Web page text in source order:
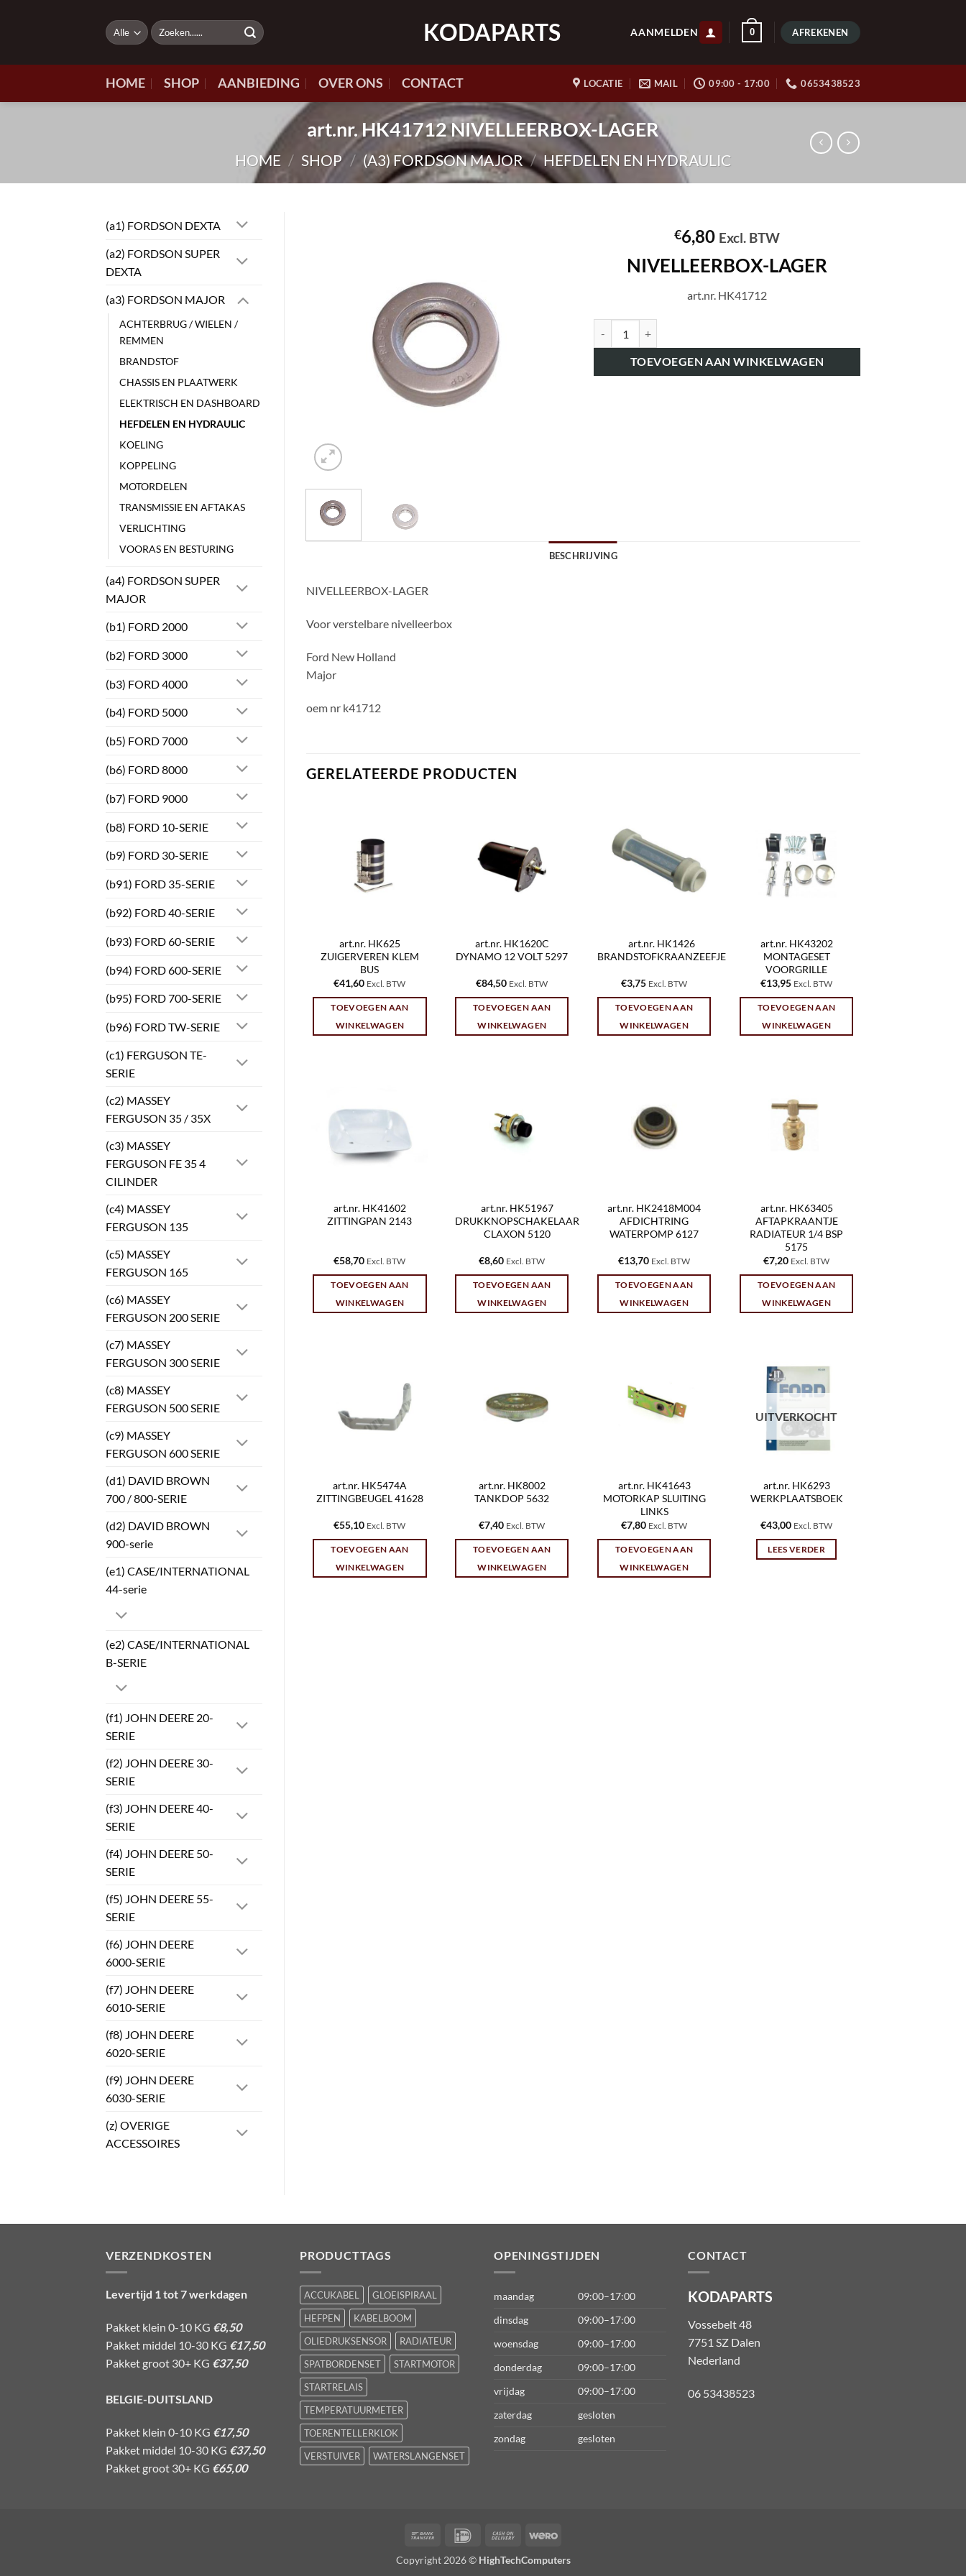
KODAPARTS
Zoeken
naar:
AANMELDEN 0 AFREKENEN
HOME SHOP AANBIEDING OVER ONS CONTACT LOCATIE MAIL 09:00 - 17:00 0653438523
art.nr. HK41712 NIVELLEERBOX-LAGER
HOME / SHOP / (A3) FORDSON MAJOR / HEFDELEN EN HYDRAULIC
(a1) FORDSON DEXTA
(a2) FORDSON SUPER
DEXTA
(a3) FORDSON MAJOR
ACHTERBRUG / WIELEN /
REMMEN
BRANDSTOF
CHASSIS EN PLAATWERK
ELEKTRISCH EN DASHBOARD
HEFDELEN EN HYDRAULIC
KOELING
KOPPELING
MOTORDELEN
TRANSMISSIE EN AFTAKAS
VERLICHTING
VOORAS EN BESTURING
(a4) FORDSON SUPER
MAJOR
(b1) FORD 2000
(b2) FORD 3000
(b3) FORD 4000
(b4) FORD 5000
(b5) FORD 7000
(b6) FORD 8000
(b7) FORD 9000
(b8) FORD 10-SERIE
(b9) FORD 30-SERIE
(b91) FORD 35-SERIE
(b92) FORD 40-SERIE
(b93) FORD 60-SERIE
(b94) FORD 600-SERIE
(b95) FORD 700-SERIE
(b96) FORD TW-SERIE
(c1) FERGUSON TE-
SERIE
(c2) MASSEY
FERGUSON 35 / 35X
(c3) MASSEY
FERGUSON FE 35 4
CILINDER
(c4) MASSEY
FERGUSON 135
(c5) MASSEY
FERGUSON 165
(c6) MASSEY
FERGUSON 200 SERIE
(c7) MASSEY
FERGUSON 300 SERIE
(c8) MASSEY
FERGUSON 500 SERIE
(c9) MASSEY
FERGUSON 600 SERIE
(d1) DAVID BROWN
700 / 800-SERIE
(d2) DAVID BROWN
900-serie
(e1) CASE/INTERNATIONAL
44-serie
(e2) CASE/INTERNATIONAL
B-SERIE
(f1) JOHN DEERE 20-
SERIE
(f2) JOHN DEERE 30-
SERIE
(f3) JOHN DEERE 40-
SERIE
(f4) JOHN DEERE 50-
SERIE
(f5) JOHN DEERE 55-
SERIE
(f6) JOHN DEERE
6000-SERIE
(f7) JOHN DEERE
6010-SERIE
(f8) JOHN DEERE
6020-SERIE
(f9) JOHN DEERE
6030-SERIE
(z) OVERIGE
ACCESSOIRES
€6,80 Excl. BTW
NIVELLEERBOX-LAGER
art.nr. HK41712
TOEVOEGEN AAN WINKELWAGEN
BESCHRIJVING
NIVELLEERBOX-LAGER
Voor verstelbare nivelleerbox
Ford New Holland
Major
oem nr k41712
GERELATEERDE PRODUCTEN
art.nr. HK625
ZUIGERVEREN KLEM
BUS
€41,60 Excl. BTW
TOEVOEGEN AAN
WINKELWAGEN
art.nr. HK1620C
DYNAMO 12 VOLT 5297
€84,50 Excl. BTW
TOEVOEGEN AAN
WINKELWAGEN
art.nr. HK1426
BRANDSTOFKRAANZEEFJE
€3,75 Excl. BTW
TOEVOEGEN AAN
WINKELWAGEN
art.nr. HK43202
MONTAGESET
VOORGRILLE
€13,95 Excl. BTW
TOEVOEGEN AAN
WINKELWAGEN
art.nr. HK41602
ZITTINGPAN 2143
€58,70 Excl. BTW
TOEVOEGEN AAN
WINKELWAGEN
art.nr. HK51967
DRUKKNOPSCHAKELAAR
CLAXON 5120
€8,60 Excl. BTW
TOEVOEGEN AAN
WINKELWAGEN
art.nr. HK2418M004
AFDICHTRING
WATERPOMP 6127
€13,70 Excl. BTW
TOEVOEGEN AAN
WINKELWAGEN
art.nr. HK63405
AFTAPKRAANTJE
RADIATEUR 1/4 BSP
5175
€7,20 Excl. BTW
TOEVOEGEN AAN
WINKELWAGEN
art.nr. HK5474A
ZITTINGBEUGEL 41628
€55,10 Excl. BTW
TOEVOEGEN AAN
WINKELWAGEN
art.nr. HK8002
TANKDOP 5632
€7,40 Excl. BTW
TOEVOEGEN AAN
WINKELWAGEN
art.nr. HK41643
MOTORKAP SLUITING
LINKS
€7,80 Excl. BTW
TOEVOEGEN AAN
WINKELWAGEN
UITVERKOCHT
art.nr. HK6293
WERKPLAATSBOEK
€43,00 Excl. BTW
LEES VERDER
VERZENDKOSTEN
Levertijd 1 tot 7 werkdagen
Pakket klein 0-10 KG €8,50
Pakket middel 10-30 KG €17,50
Pakket groot 30+ KG €37,50
BELGIE-DUITSLAND
Pakket klein 0-10 KG €17,50
Pakket middel 10-30 KG €37,50
Pakket groot 30+ KG €65,00
PRODUCTTAGS
ACCUKABEL
GLOEISPIRAAL
HEFPEN
KABELBOOM
OLIEDRUKSENSOR
RADIATEUR
SPATBORDENSET
STARTMOTOR
STARTRELAIS
TEMPERATUURMETER
TOERENTELLERKLOK
VERSTUIVER
WATERSLANGENSET
OPENINGSTIJDEN
maandag
09:00–17:00
dinsdag
09:00–17:00
woensdag
09:00–17:00
donderdag
09:00–17:00
vrijdag
09:00–17:00
zaterdag
gesloten
zondag
gesloten
CONTACT
KODAPARTS
Vossebelt 48
7751 SZ Dalen
Nederland
06 53438523
Bank
IDeal
Cash
Delivery
Wero
Copyright 2026 © HighTechComputers